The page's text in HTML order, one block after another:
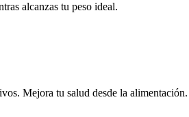
alcanzas tu peso ideal.
Mejora tu salud desde la alimentación.